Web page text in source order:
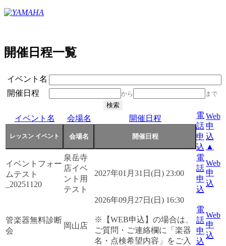
開催日程一覧
イベント名
開催日程
から まで
イベント名 会場名 開催日程
電
話
申
込
Web
申
込
▲
イベントフォー
ムテスト
_20251120
泉岳寺
店イベ
ント用
テスト
2027年01月31日(日) 23:00
電
話
申
込
Web
申
込
管楽器無料診断
会
岡山店
2026年09月27日(日) 16:30
※【WEB申込】の場合は、
ご質問・ご連絡欄に「楽器
名・点検希望内容」をご入
電
話
申
込
Web
申
込